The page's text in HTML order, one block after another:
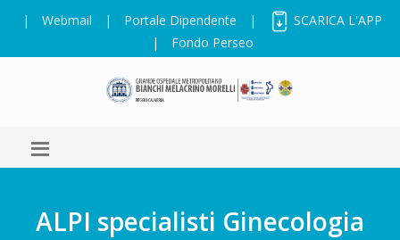
| Webmail | Portale Dipendente |
SCARICA L'APP
|
Fondo Perseo
ALPI specialisti Ginecologia